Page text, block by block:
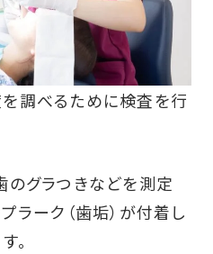
調べるために検査を行
のグラつきなどを測定
ラーク（歯垢）が付着し
。